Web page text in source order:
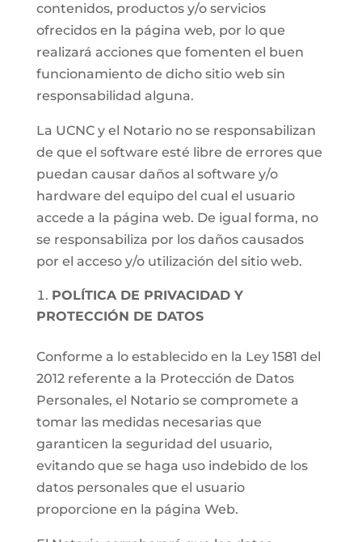
contenidos, productos y/o servicios
ofrecidos en la página web, por lo que
realizará acciones que fomenten el buen
funcionamiento de dicho sitio web sin
responsabilidad alguna.
La UCNC y el Notario no se responsabilizan
de que el software esté libre de errores que
puedan causar daños al software y/o
hardware del equipo del cual el usuario
accede a la página web. De igual forma, no
se responsabiliza por los daños causados
por el acceso y/o utilización del sitio web.
POLÍTICA DE PRIVACIDAD Y
PROTECCIÓN DE DATOS
Conforme a lo establecido en la Ley 1581 del
2012 referente a la Protección de Datos
Personales, el Notario se compromete a
tomar las medidas necesarias que
garanticen la seguridad del usuario,
evitando que se haga uso indebido de los
datos personales que el usuario
proporcione en la página Web.